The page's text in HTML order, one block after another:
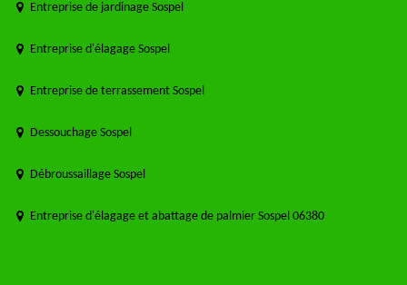
Entreprise de jardinage Sospel
Entreprise d'élagage Sospel
Entreprise de terrassement Sospel
Dessouchage Sospel
Débroussaillage Sospel
Entreprise d'élagage et abattage de palmier Sospel 06380